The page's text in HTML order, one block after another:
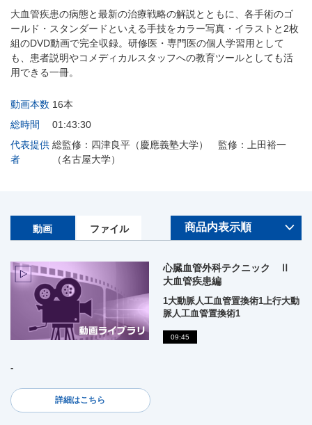
大血管疾患の病態と最新の治療戦略の解説とともに、各手術のゴ
ールド・スタンダードといえる手技をカラー写真・イラストと2枚
組のDVD動画で完全収録。研修医・専門医の個人学習用として
も、患者説明やコメディカルスタッフへの教育ツールとしても活
用できる一冊。
動画本数 16本
総時間
01:43:30
代表提供
者
総監修：四津良平（慶應義塾大学） 監修：上田裕一
（名古屋大学）
動画 ファイル
心臓血管外科テクニック Ⅱ
大血管疾患編
1大動脈人工血管置換術1上行大動
脈人工血管置換術1
09:45
-
詳細はこちら